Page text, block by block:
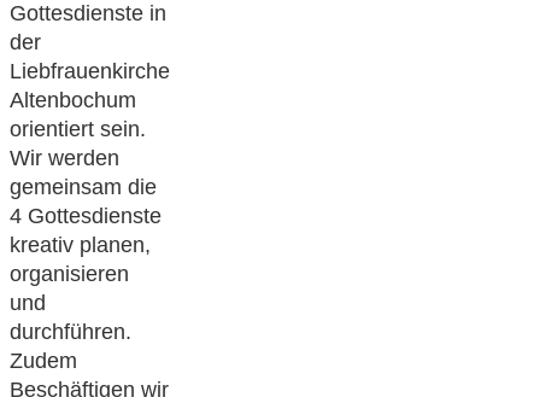
Gottesdienste in
der
Liebfrauenkirche
Altenbochum
orientiert sein.
Wir werden
gemeinsam die
4 Gottesdienste
kreativ planen,
organisieren
und
durchführen.
Zudem
Beschäftigen wir